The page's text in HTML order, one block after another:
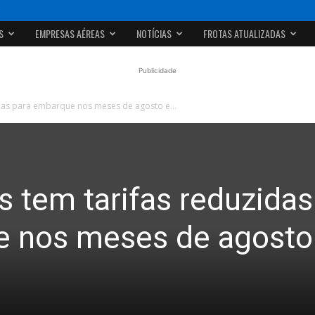
EMPRESAS AÉREAS NOTÍCIAS FROTAS ATUALIZADAS
Publicidade
para embarque nos meses de agosto e...
tem tarifas reduzidas
nos meses de